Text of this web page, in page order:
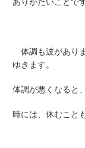
体調も波があり
ゆきます。
体調が悪くなると
時には、休むこと